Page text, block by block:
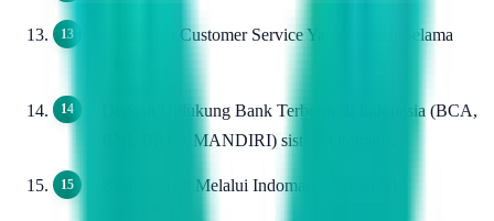
Dukungan Customer Service Yang Handal Selama
Deposit Didukung Bank Terbesar di Indonesia (BCA,
BNI, BRI & MANDIRI) sistem Otomatis.
Bisa Deposit Melalui Indomaret / Alfamart.